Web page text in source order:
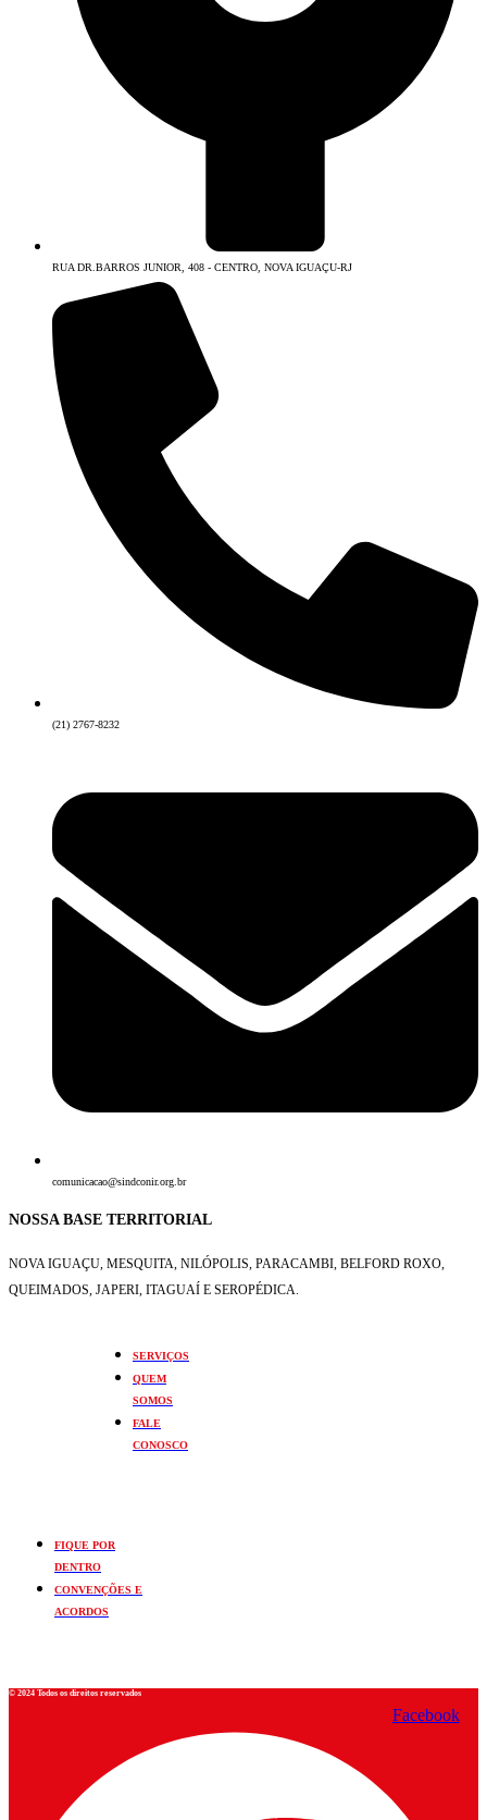
RUA DR.BARROS JUNIOR, 408 - CENTRO, NOVA IGUAÇU-RJ
(21) 2767-8232
comunicacao@sindconir.org.br
NOSSA BASE TERRITORIAL
NOVA IGUAÇU, MESQUITA, NILÓPOLIS, PARACAMBI, BELFORD ROXO,
QUEIMADOS, JAPERI, ITAGUAÍ E SEROPÉDICA.
SERVIÇOS
QUEM
SOMOS
FALE
CONOSCO
FIQUE POR
DENTRO
CONVENÇÕES E
ACORDOS
© 2024 Todos os direitos reservados
Facebook